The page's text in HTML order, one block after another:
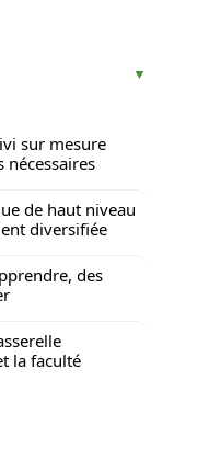
sur mesure
nécessaires
de haut niveau
diversifiée
des
la faculté